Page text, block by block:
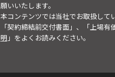
願いいたします。
本コンテンツでは当社でお取扱して
「契約締結前交付書面」、「上場
明 」をよくお読みください。